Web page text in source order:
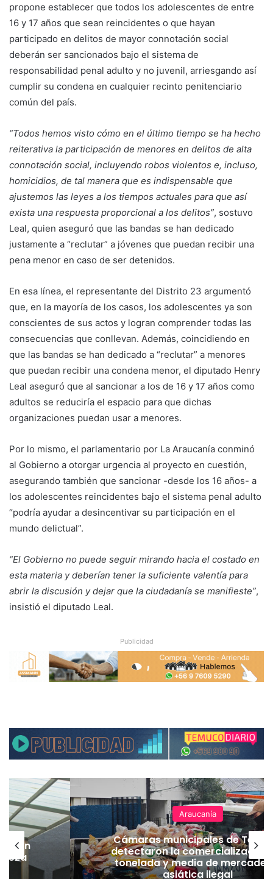
propone establecer que todos los adolescentes de entre
16 y 17 años que sean reincidentes o que hayan
participado en delitos de mayor connotación social
deberán ser sancionados bajo el sistema de
responsabilidad penal adulto y no juvenil, arriesgando así
cumplir su condena en cualquier recinto penitenciario
común del país.
“Todos hemos visto cómo en el último tiempo se ha hecho
reiterativa la participación de menores en delitos de alta
connotación social, incluyendo robos violentos e, incluso,
homicidios, de tal manera que es indispensable que
ajustemos las leyes a los tiempos actuales para que así
exista una respuesta proporcional a los delitos”, sostuvo
Leal, quien aseguró que las bandas se han dedicado
justamente a “reclutar” a jóvenes que puedan recibir una
pena menor en caso de ser detenidos.
En esa línea, el representante del Distrito 23 argumentó
que, en la mayoría de los casos, los adolescentes ya son
conscientes de sus actos y logran comprender todas las
consecuencias que conllevan. Además, coincidiendo en
que las bandas se han dedicado a “reclutar” a menores
que puedan recibir una condena menor, el diputado Henry
Leal aseguró que al sancionar a los de 16 y 17 años como
adultos se reduciría el espacio para que dichas
organizaciones puedan usar a menores.
Por lo mismo, el parlamentario por La Araucanía conminó
al Gobierno a otorgar urgencia al proyecto en cuestión,
asegurando también que sancionar -desde los 16 años- a
los adolescentes reincidentes bajo el sistema penal adulto
“podría ayudar a desincentivar su participación en el
mundo delictual”.
“El Gobierno no puede seguir mirando hacia el costado en
esta materia y deberían tener la suficiente valentía para
abrir la discusión y dejar que la ciudadanía se manifieste”,
insistió el diputado Leal.
Publicidad
Araucanía
Cámaras municipales de
detectaron la comercialización
tonelada y media de
asiática ilegal